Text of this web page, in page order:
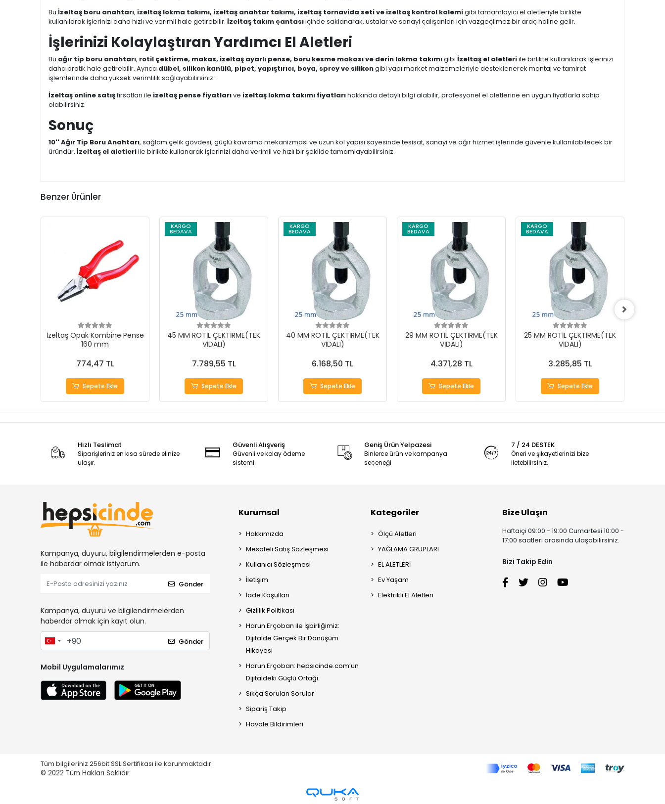
Bu İzeltaş boru anahtarı, izeltaş lokma takımı, izeltaş anahtar takımı, izeltaş tornavida seti ve izeltaş kontrol kalemigibi tamamlayıcı el aletleriyle birlikte
kullanılarak işlerinizi daha hızlı ve verimli hale getirebilir. İzeltaş takım çantasıiçinde saklanarak, ustalar ve sanayi çalışanları için vazgeçilmez bir araç haline gelir.
İşlerinizi Kolaylaştıran Yardımcı El Aletleri
Bu ağır tip boru anahtarı, rotil çektirme, makas, izeltaş ayarlı pense, boru kesme makası ve derin lokma takımıgibi İzeltaş el aletleriile birlikte kullanılarak işlerinizi
daha pratik hale getirebilir. Ayrıca dübel, silikon kanülü, pipet, yapıştırıcı, boya, sprey ve silikongibi yapı market malzemeleriyle desteklenerek montaj ve tamirat
işlemlerinde daha yüksek verimlilik sağlayabilirsiniz.
İzeltaş online satışfırsatları ile izeltaş pense fiyatlarıve izeltaş lokma takımı fiyatlarıhakkında detaylı bilgi alabilir, profesyonel el aletlerine en uygun fiyatlarla sahip
olabilirsiniz.
Sonuç
10'' Ağır Tip Boru Anahtarı, sağlam çelik gövdesi, güçlü kavrama mekanizması ve uzun kol yapısı sayesinde tesisat, sanayi ve ağır hizmet işlerinde güvenle kullanılabilecek bir
üründür. İzeltaş el aletleriile birlikte kullanarak işlerinizi daha verimli ve hızlı bir şekilde tamamlayabilirsiniz.
Benzer Ürünler
İzeltaş Opak Kombine Pense
160 mm
774,47 TL
Sepete Ekle
KARGO
BEDAVA
45 MM ROTİL ÇEKTİRME(TEK
VİDALI)
7.789,55 TL
Sepete Ekle
KARGO
BEDAVA
40 MM ROTİL ÇEKTİRME(TEK
VİDALI)
6.168,50 TL
Sepete Ekle
KARGO
BEDAVA
29 MM ROTİL ÇEKTİRME(TEK
VİDALI)
4.371,28 TL
Sepete Ekle
KARGO
BEDAVA
25 MM ROTİL ÇEKTİRME(TEK
VİDALI)
3.285,85 TL
Sepete Ekle
Hızlı Teslimat
Siparişleriniz en kısa sürede elinize
ulaşır.
Güvenli Alışveriş
Güvenli ve kolay ödeme
sistemi
Geniş Ürün Yelpazesi
Binlerce ürün ve kampanya
seçeneği
7 / 24 DESTEK
Öneri ve şikayetlerinizi bize
iletebilirsiniz.
Kampanya, duyuru, bilgilendirmelerden e-posta
ile haberdar olmak istiyorum.
Gönder
Kampanya, duyuru ve bilgilendirmelerden
haberdar olmak için kayıt olun.
Gönder
Mobil Uygulamalarımız
Kurumsal
Hakkımızda
Mesafeli Satış Sözleşmesi
Kullanıcı Sözleşmesi
İletişim
İade Koşulları
Gizlilik Politikası
Harun Erçoban ile İşbirliğimiz:
Dijitalde Gerçek Bir Dönüşüm
Hikayesi
Harun Erçoban: hepsicinde.com’un
Dijitaldeki Güçlü Ortağı
Sıkça Sorulan Sorular
Sipariş Takip
Havale Bildirimleri
Kategoriler
Ölçü Aletleri
YAĞLAMA GRUPLARI
EL ALETLERİ
Ev Yaşam
Elektrikli El Aletleri
Bize Ulaşın
Haftaiçi 09:00 - 19:00 Cumartesi 10:00 -
17:00 saatleri arasında ulaşabilirsiniz.
Bizi Takip Edin
Tüm bilgileriniz 256bit SSL Sertifikası ile korunmaktadır.
© 2022 Tüm Hakları Saklıdır